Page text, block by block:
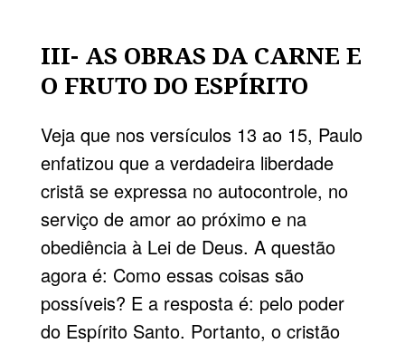
III- AS OBRAS DA CARNE E
O FRUTO DO ESPÍRITO
Veja que nos versículos 13 ao 15, Paulo
enfatizou que a verdadeira liberdade
cristã se expressa no autocontrole, no
serviço de amor ao próximo e na
obediência à Lei de Deus. A questão
agora é: Como essas coisas são
possíveis? E a resposta é: pelo poder
do Espírito Santo. Portanto, o cristão